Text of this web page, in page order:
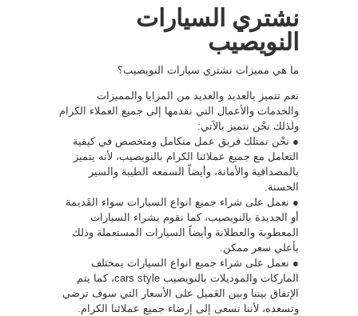
نشتري السيارات
النويصيب
ما هي مميزات نشتري سيارات النويصيب؟
نعم تتميز بالعديد والعديد من المزايا والمميزات
والخدمات والأعمال التي نقدمها إلى جميع العملاء الكرام
ولذلك نحْن نتميز بالآتي:
● نحْن نمتلك فريق عمل متكامل ومتخصص في كيفية
التعامل مع جميع عملائنا الكرام بالنويصيب، لأنه يتميز
بالمصداقية والأمانة، وأيضاً السمعه الطيبة والسير
الحسنة.
● نعمل على شراء جميع انواع السيارات سواء القَديمة
أو الجديدة بالنويصيب، كما نقوم بشراء السيارات
المعطوبة والعطلانة وأيضاً السيارات المستعملة وذلك
بأعلي سعر ممكن.
● نعمل على شراء جميع انواع السيارات بمختلف
الماركات والموديلات بالنويصيب cars style، كما يتم
الإتفاق بيننا وبين العَميل على الأسعار التي سوف ترضي
وتسعده، لأننا نسعى إلى إرضاء جميع عملائنا الكرام.